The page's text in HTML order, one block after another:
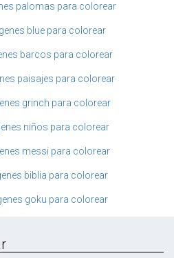
palomas para colorear
blue para colorear
barcos para colorear
paisajes para colorear
grinch para colorear
niños para colorear
messi para colorear
biblia para colorear
goku para colorear